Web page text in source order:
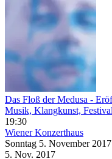
Das Floß der Medusa -
Musik, Klangkunst,
19:30
Wiener Konzerthaus
Sonntag 5. November 2017
5. Nov. 2017